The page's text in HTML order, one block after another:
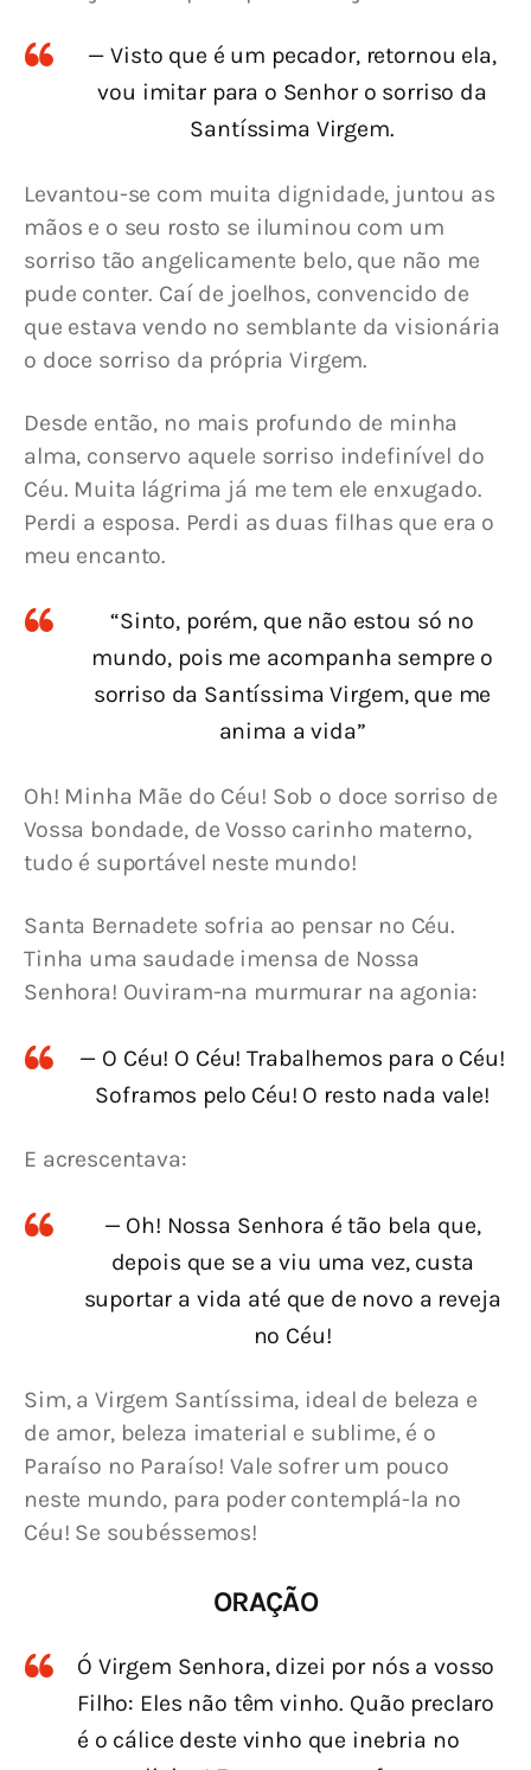
— Visto que é um pecador, retornou ela,
vou imitar para o Senhor o sorriso da
Santíssima Virgem.
Levantou-se com muita dignidade, juntou as
mãos e o seu rosto se iluminou com um
sorriso tão angelicamente belo, que não me
pude conter. Caí de joelhos, convencido de
que estava vendo no semblante da visionária
o doce sorriso da própria Virgem.
Desde então, no mais profundo de minha
alma, conservo aquele sorriso indefinível do
Céu. Muita lágrima já me tem ele enxugado.
Perdi a esposa. Perdi as duas filhas que era o
meu encanto.
“Sinto, porém, que não estou só no
mundo, pois me acompanha sempre o
sorriso da Santíssima Virgem, que me
anima a vida”
Oh! Minha Mãe do Céu! Sob o doce sorriso de
Vossa bondade, de Vosso carinho materno,
tudo é suportável neste mundo!
Santa Bernadete sofria ao pensar no Céu.
Tinha uma saudade imensa de Nossa
Senhora! Ouviram-na murmurar na agonia:
— O Céu! O Céu! Trabalhemos para o Céu!
Soframos pelo Céu! O resto nada vale!
E acrescentava:
— Oh! Nossa Senhora é tão bela que,
depois que se a viu uma vez, custa
suportar a vida até que de novo a reveja
no Céu!
Sim, a Virgem Santíssima, ideal de beleza e
de amor, beleza imaterial e sublime, é o
Paraíso no Paraíso! Vale sofrer um pouco
neste mundo, para poder contemplá-la no
Céu! Se soubéssemos!
ORAÇÃO
Ó Virgem Senhora, dizei por nós a vosso
Filho: Eles não têm vinho. Quão preclaro
é o cálice deste vinho que inebria no